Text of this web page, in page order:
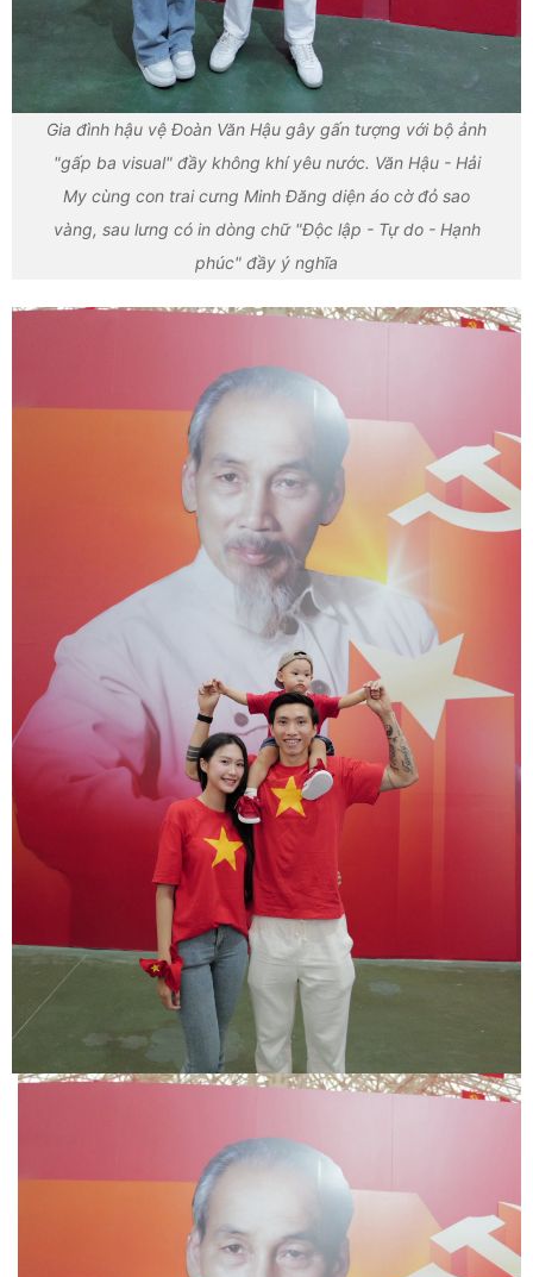
Gia đình hậu vệ Đoàn Văn Hậu gây gấn tượng với bộ ảnh
"gấp ba visual" đầy không khí yêu nước. Văn Hậu - Hải
My cùng con trai cưng Minh Đăng diện áo cờ đỏ sao
vàng, sau lưng có in dòng chữ "Độc lập - Tự do - Hạnh
phúc" đầy ý nghĩa